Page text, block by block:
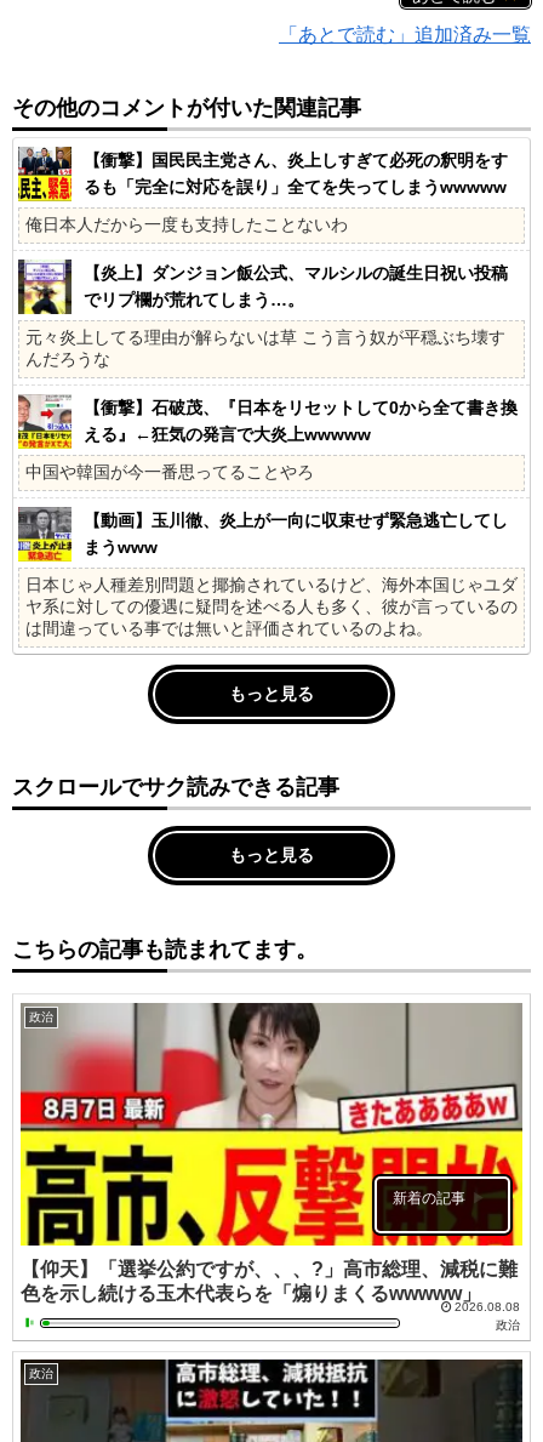
「あとで読む」追加済み一覧
その他のコメントが付いた関連記事
【衝撃】国民民主党さん、炎上しすぎて必死の釈明をす
るも「完全に対応を誤り」全てを失ってしまうwwwww
俺日本人だから一度も支持したことないわ
【炎上】ダンジョン飯公式、マルシルの誕生日祝い投稿
でリプ欄が荒れてしまう…。
元々炎上してる理由が解らないは草 こう言う奴が平穏ぶち壊す
んだろうな
【衝撃】石破茂、『日本をリセットして0から全て書き換
える』←狂気の発言で大炎上wwwww
中国や韓国が今一番思ってることやろ
【動画】玉川徹、炎上が一向に収束せず緊急逃亡してし
まうwww
日本じゃ人種差別問題と揶揄されているけど、海外本国じゃユダ
ヤ系に対しての優遇に疑問を述べる人も多く、彼が言っているの
は間違っている事では無いと評価されているのよね。
もっと見る
スクロールでサク読みできる記事
もっと見る
こちらの記事も読まれてます。
政治
新着の記事
【仰天】「選挙公約ですが、、、?」高市総理、減税に難
色を示し続ける玉木代表らを「煽りまくるwwwww」
2026.08.08
政治
政治